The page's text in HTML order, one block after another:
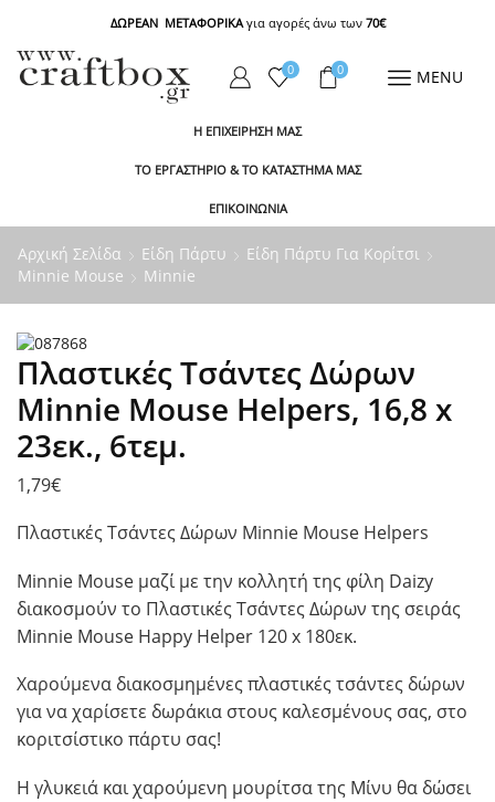
ΔΩΡΕΑΝ ΜΕΤΑΦΟΡΙΚΑγια αγορές άνω των 70€
0 0 MENU
Η ΕΠΙΧΕΙΡΗΣΗ ΜΑΣ
ΤΟ ΕΡΓΑΣΤΗΡΙΟ & ΤΟ ΚΑΤΑΣΤΗΜΑ ΜΑΣ
ΕΠΙΚΟΙΝΩΝΙΑ
Αρχική Σελίδα Είδη Πάρτυ
Είδη Πάρτυ Για Κορίτσι
Minnie Mouse
Minnie
Πλαστικές Τσάντες Δώρων
Minnie Mouse Helpers, 16,8 x
23εκ., 6τεμ.
1,79€
Πλαστικές Τσάντες Δώρων Minnie Mouse Helpers
Minnie Mouse μαζί με την κολλητή της φίλη Daizy
διακοσμούν το Πλαστικές Τσάντες Δώρων της σειράς
Minnie Mouse Happy Helper 120 x 180εκ.
Χαρούμενα διακοσμημένες πλαστικές τσάντες δώρων
για να χαρίσετε δωράκια στους καλεσμένους σας, στο
κοριτσίστικο πάρτυ σας!
Η γλυκειά και χαρούμενη μουρίτσα της Μίνυ θα δώσει